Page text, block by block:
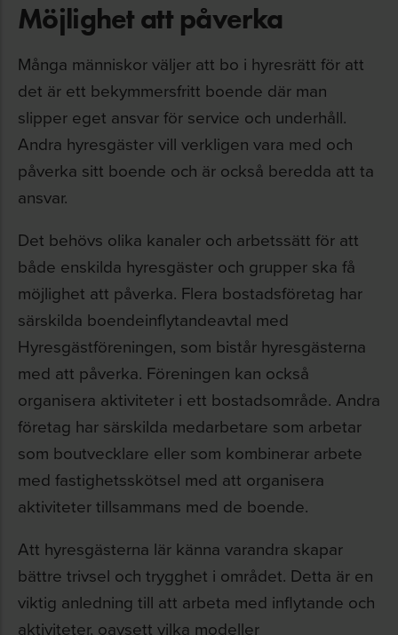
Möjlighet att påverka
Många människor väljer att bo i hyresrätt för att
det är ett bekymmersfritt boende där man
slipper eget ansvar för service och underhåll.
Andra hyresgäster vill verkligen vara med och
påverka sitt boende och är också beredda att ta
ansvar.
Det behövs olika kanaler och arbetssätt för att
både enskilda hyresgäster och grupper ska få
möjlighet att påverka. Flera bostadsföretag har
särskilda boendeinflytandeavtal med
Hyresgästföreningen, som bistår hyresgästerna
med att påverka. Föreningen kan också
organisera aktiviteter i ett bostadsområde. Andra
företag har särskilda medarbetare som arbetar
som boutvecklare eller som kombinerar arbete
med fastighetsskötsel med att organisera
aktiviteter tillsammans med de boende.
Att hyresgästerna lär känna varandra skapar
bättre trivsel och trygghet i området. Detta är en
viktig anledning till att arbeta med inflytande och
aktiviteter, oavsett vilka modeller